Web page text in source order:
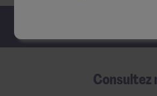
Consultez